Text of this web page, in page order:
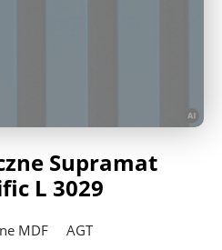
Supramat
L 3029
MDF AGT